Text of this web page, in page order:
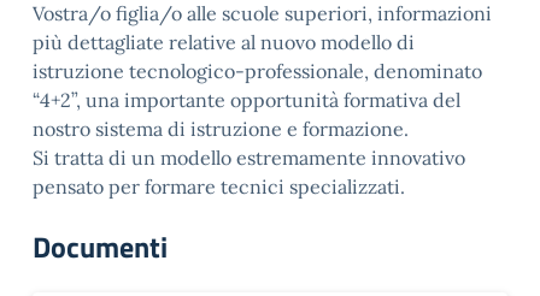
Vostra/o figlia/o alle scuole superiori, informazioni
più dettagliate relative al nuovo modello di
istruzione tecnologico-professionale, denominato
“4+2”, una importante opportunità formativa del
nostro sistema di istruzione e formazione.
Si tratta di un modello estremamente innovativo
pensato per formare tecnici specializzati.
Documenti